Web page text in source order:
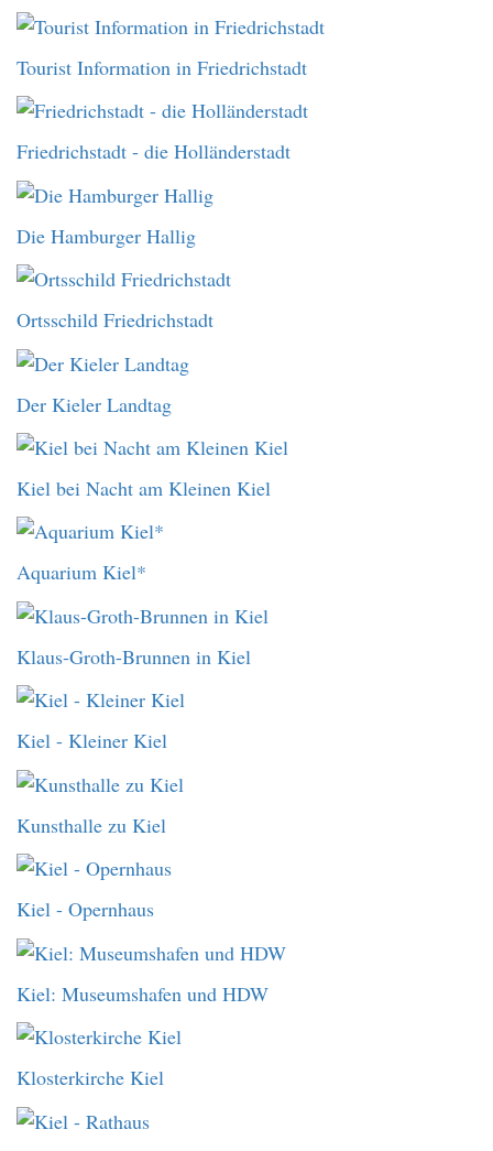
Tourist Information in Friedrichstadt
Friedrichstadt - die Holländerstadt
Die Hamburger Hallig
Ortsschild Friedrichstadt
Der Kieler Landtag
Kiel bei Nacht am Kleinen Kiel
Aquarium Kiel*
Klaus-Groth-Brunnen in Kiel
Kiel - Kleiner Kiel
Kunsthalle zu Kiel
Kiel - Opernhaus
Kiel: Museumshafen und HDW
Klosterkirche Kiel